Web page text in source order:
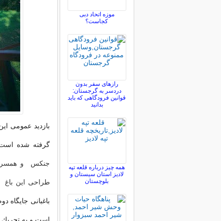
بازدید عمومی‌
گرفته شده
طراحی این باغ
باغبانی
موزه اتحاد دبی
کجاست؟
رازهای سفر بدون
دردسر به گرجستان:
قوانین فرودگاهی که باید
بدانید
همه چیز درباره قلعه تپه
لادیز استان سیستان و
بلوچستان